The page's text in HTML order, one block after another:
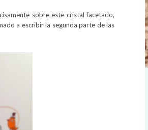
sobre este cristal facetado,
a escribir la segunda parte de las